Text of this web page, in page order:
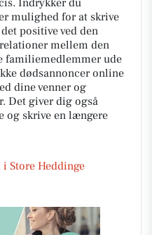
mulighed for at skrive
positive ved den
mellem den
familiemedlemmer ude
dødsannoncer online
dine venner og
Det giver dig også
og skrive en længere
Store Heddinge